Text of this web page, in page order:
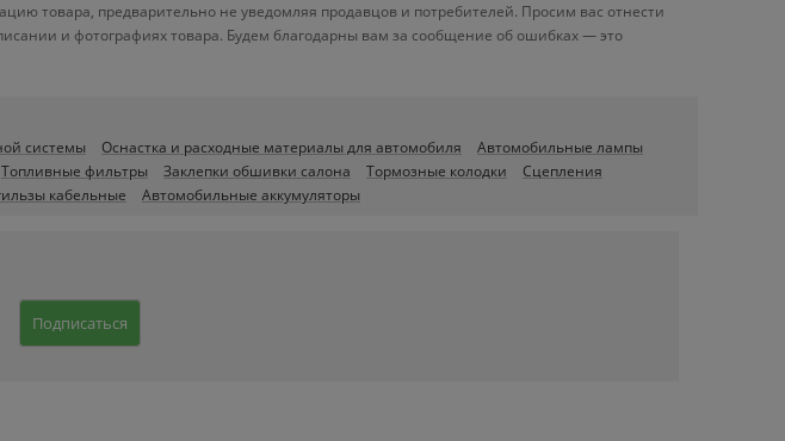
товара, предварительно не уведомляя продавцов и потребителей. Просим вас отнестись
и фотографиях товара. Будем благодарны вам за сообщение об ошибках — это
системы Оснастка и расходные материалы для автомобиля
Автомобильные лампы
Топливные фильтры Заклепки обшивки салона Тормозные колодки
Сцепления
кабельные Автомобильные аккумуляторы
Подписаться